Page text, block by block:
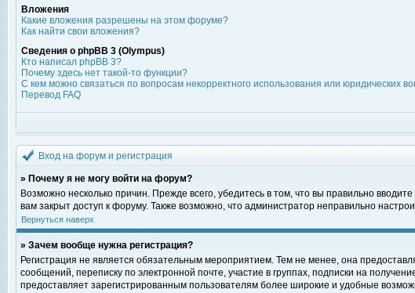
Вложения
Какие вложения разрешены на этом форуме?
Как найти свои вложения?
Сведения о phpBB 3 (Olympus)
Кто написал phpBB 3?
Почему здесь нет такой-то функции?
С кем можно связаться по вопросам некорректного использования или юридических
Перевод FAQ
Вход на форум и регистрация
» Почему я не могу войти на форум?
Возможно несколько причин. Прежде всего, убедитесь в том, что вы правильно
вам закрыт доступ к форуму. Также возможно, что администратор неправильно
Вернуться наверх
» Зачем вообще нужна регистрация?
Регистрация не является обязательным мероприятием. Тем не менее, она
сообщений, переписку по электронной почте, участие в группах, подписки на
предоставляет зарегистрированным пользователям более широкие и удобные